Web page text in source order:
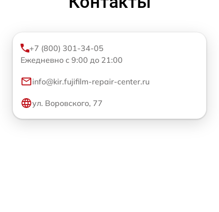
+7 (800) 301-34-05
Ежедневно с 9:00 до 21:00
info@kir.fujifilm-repair-center.ru
ул. Воровского, 77